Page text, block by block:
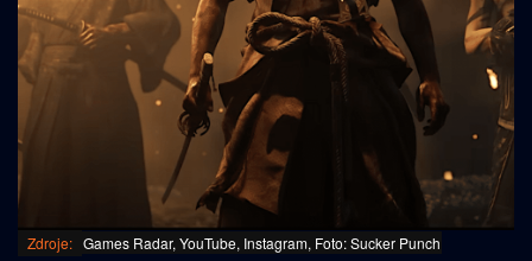
Zdroje: Games Radar, YouTube, Instagram, Foto: Sucker Punch